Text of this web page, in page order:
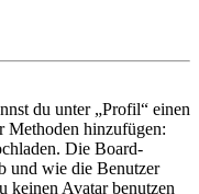
du unter „Profil“ einen
Methoden hinzufügen:
Die Board-
und wie die Benutzer
keinen Avatar benutzen